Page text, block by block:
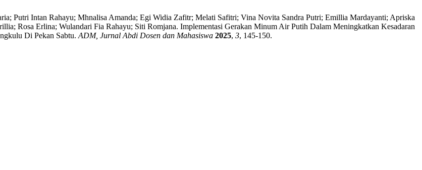
Putri Intan Rahayu; Mhnalisa Amanda; Egi Widia Zafitr; Melati Safitri; Vina Novita Sandra Putri; Emillia Mardayanti; Apriska
Rosa Erlina; Wulandari Fia Rahayu; Siti Romjana. Implementasi Gerakan Minum Air Putih Dalam Meningkatkan Kesadaran
Di Pekan Sabtu. ADM, Jurnal Abdi Dosen dan Mahasiswa 2025, 3, 145-150.